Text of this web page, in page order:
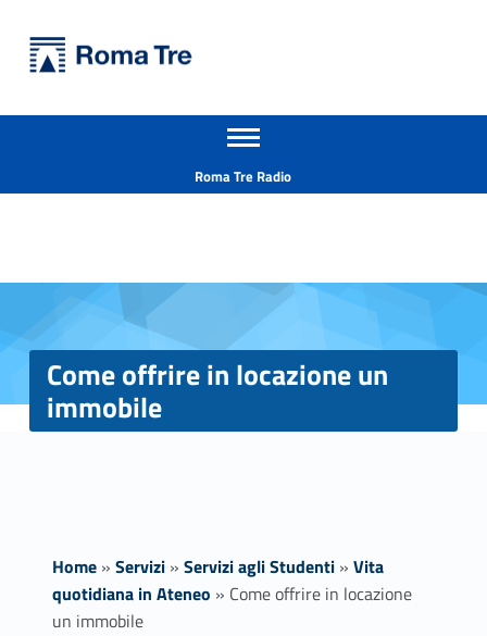
Come offrire in locazione un immobile - Università Roma Tre
Apri il menu secondario
Roma Tre Radio
Come offrire in locazione un
immobile
Home» Servizi» Servizi agli Studenti» Vita
quotidiana in Ateneo » Come offrire in locazione
un immobile